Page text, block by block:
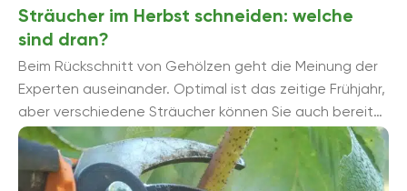
Sträucher im Herbst schneiden: welche
sind dran?
Beim Rückschnitt von Gehölzen geht die Meinung der
Experten auseinander. Optimal ist das zeitige Frühjahr,
aber verschiedene Sträucher können Sie auch bereits
im Herbst schneiden. ...